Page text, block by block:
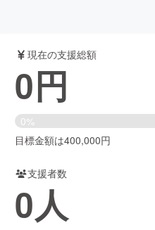
ーマンス
・ヘルスケア
現在の支援総額
0円
0%
目標金額は400,000円
支援者数
0人